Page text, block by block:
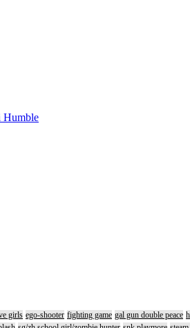
Humble
girls ego-shooter fighting game gal gun double peace